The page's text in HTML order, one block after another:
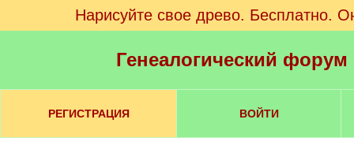
Нарисуйте свое древо. Бесплатно.
Генеалогический
РЕГИСТРАЦИЯ ВОЙТИ